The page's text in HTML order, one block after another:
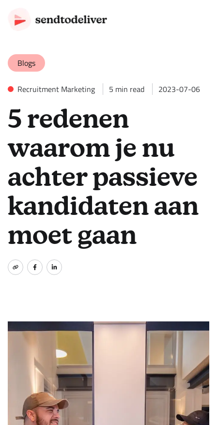
Blogs
Recruitment Marketing 5 min read 2023-07-06
5 redenen
waarom je nu
achter passieve
kandidaten aan
moet gaan